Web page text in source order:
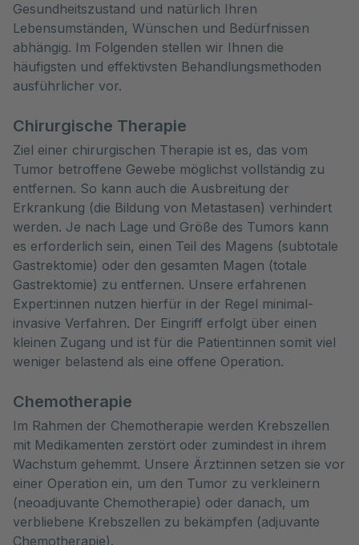
Gesundheitszustand und natürlich Ihren
Lebensumständen, Wünschen und Bedürfnissen
abhängig. Im Folgenden stellen wir Ihnen die
häufigsten und effektivsten Behandlungsmethoden
ausführlicher vor.
Chirurgische Therapie
Ziel einer chirurgischen Therapie ist es, das vom
Tumor betroffene Gewebe möglichst vollständig zu
entfernen. So kann auch die Ausbreitung der
Erkrankung (die Bildung von Metastasen) verhindert
werden. Je nach Lage und Größe des Tumors kann
es erforderlich sein, einen Teil des Magens (subtotale
Gastrektomie) oder den gesamten Magen (totale
Gastrektomie) zu entfernen. Unsere erfahrenen
Expert:innen nutzen hierfür in der Regel minimal-
invasive Verfahren. Der Eingriff erfolgt über einen
kleinen Zugang und ist für die Patient:innen somit viel
weniger belastend als eine offene Operation.
Chemotherapie
Im Rahmen der Chemotherapie werden Krebszellen
mit Medikamenten zerstört oder zumindest in ihrem
Wachstum gehemmt. Unsere Ärzt:innen setzen sie vor
einer Operation ein, um den Tumor zu verkleinern
(neoadjuvante Chemotherapie) oder danach, um
verbliebene Krebszellen zu bekämpfen (adjuvante
Chemotherapie).